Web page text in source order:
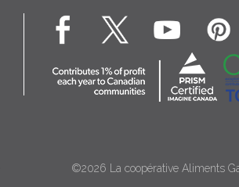
©2026 La coopérative Aliments